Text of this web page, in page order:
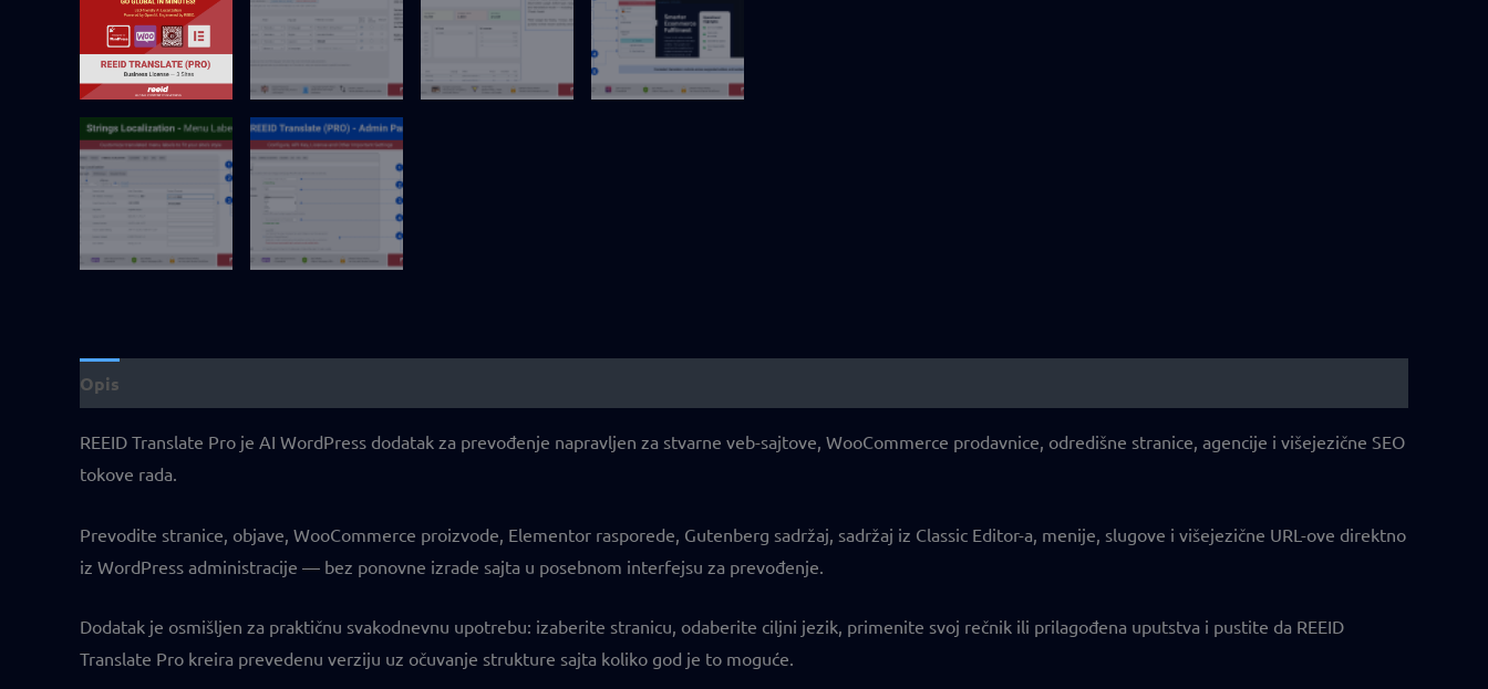
Opis
REEID Translate Pro je AI WordPress dodatak za prevođenje napravljen za stvarne veb-sajtove, WooCommerce prodavnice, odredišne stranice, agencije i višejezične SEO
tokove rada.
Prevodite stranice, objave, WooCommerce proizvode, Elementor rasporede, Gutenberg sadržaj, sadržaj iz Classic Editor-a, menije, slugove i višejezične URL-ove direktno
iz WordPress administracije — bez ponovne izrade sajta u posebnom interfejsu za prevođenje.
Dodatak je osmišljen za praktičnu svakodnevnu upotrebu: izaberite stranicu, odaberite ciljni jezik, primenite svoj rečnik ili prilagođena uputstva i pustite da REEID
Translate Pro kreira prevedenu verziju uz očuvanje strukture sajta koliko god je to moguće.